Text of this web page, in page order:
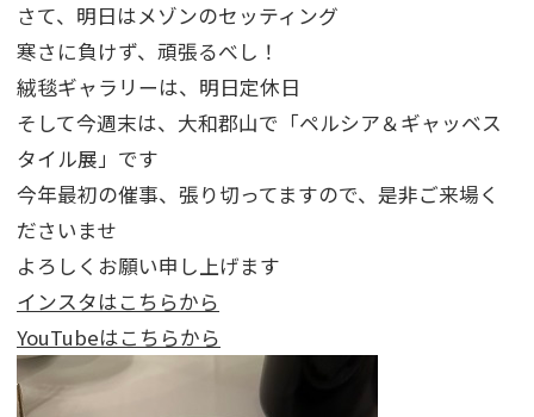
さて、明日はメゾンのセッティング
寒さに負けず、頑張るべし！
絨毯ギャラリーは、明日定休日
そして今週末は、大和郡山で「ペルシア＆ギャッベス
タイル展」です
今年最初の催事、張り切ってますので、是非ご来場く
ださいませ
よろしくお願い申し上げます
インスタはこちらから
YouTubeはこちらから